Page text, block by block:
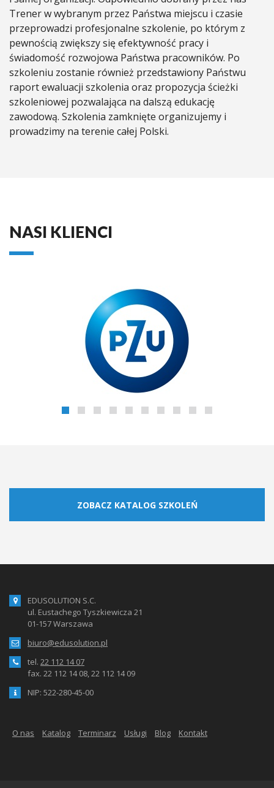
Trener w wybranym przez Państwa miejscu i czasie
przeprowadzi profesjonalne szkolenie, po którym z
pewnością zwiększy się efektywność pracy i
świadomość rozwojowa Państwa pracowników. Po
szkoleniu zostanie również przedstawiony Państwu
raport ewaluacji szkolenia oraz propozycja ścieżki
szkoleniowej pozwalająca na dalszą edukację
zawodową. Szkolenia zamknięte organizujemy i
prowadzimy na terenie całej Polski.
NASI KLIENCI
ZOBACZ KATALOG SZKOLEŃ
EDUSOLUTION S.C.
ul. Eustachego Tyszkiewicza 21
01-157 Warszawa
biuro@edusolution.pl
tel. 22 112 14 07
fax. 22 112 14 08, 22 112 14 09
NIP: 522-280-45-00
O nas Katalog Terminarz Usługi Blog Kontakt